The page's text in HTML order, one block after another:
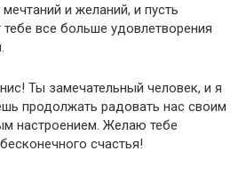
и желаний, и пусть
все больше удовлетворения
Ты замечательный человек, и я
продолжать радовать нас своим
настроением. Желаю тебе
счастья!